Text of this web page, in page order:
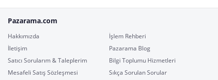
Pazarama.com
Hakkımızda
İşlem Rehberi
İletişim
Pazarama Blog
Satıcı Sorularım & Taleplerim
Bilgi Toplumu Hizmetleri
Mesafeli Satış Sözleşmesi
Sıkça Sorulan Sorular